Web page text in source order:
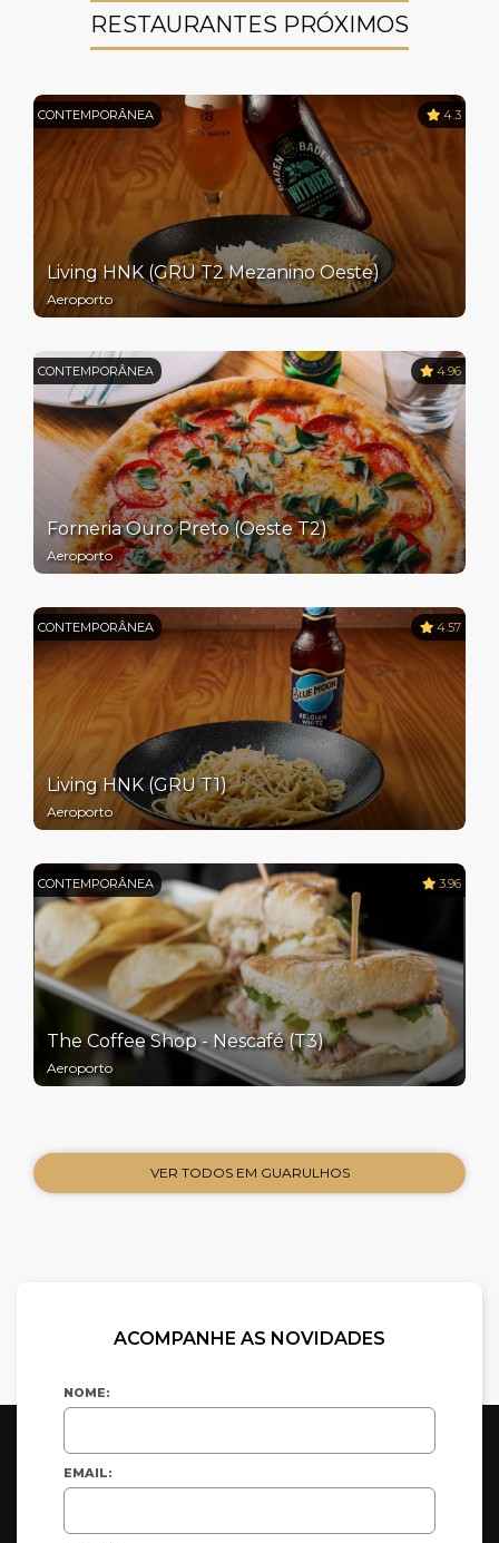
RESTAURANTES PRÓXIMOS
CONTEMPORÂNEA 4.3
Living HNK (GRU T2 Mezanino Oeste)
Aeroporto
CONTEMPORÂNEA 4.96
Forneria Ouro Preto (Oeste T2)
Aeroporto
CONTEMPORÂNEA 4.57
Living HNK (GRU T1)
Aeroporto
CONTEMPORÂNEA 3.96
The Coffee Shop - Nescafé (T3)
Aeroporto
VER TODOS EM GUARULHOS
ACOMPANHE AS NOVIDADES
NOME:
EMAIL: